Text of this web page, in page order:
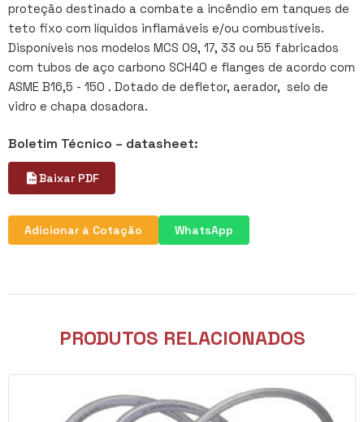
proteção destinado a combate a incêndio em tanques de
teto fixo com líquidos inflamáveis e/ou combustíveis.
Disponíveis nos modelos MCS 09, 17, 33 ou 55 fabricados
com tubos de aço carbono SCH40 e flanges de acordo com
ASME B16,5 - 150 . Dotado de defletor, aerador, selo de
vidro e chapa dosadora.
Boletim Técnico – datasheet:
Baixar PDF
Adicionar à Cotação WhatsApp
PRODUTOS RELACIONADOS